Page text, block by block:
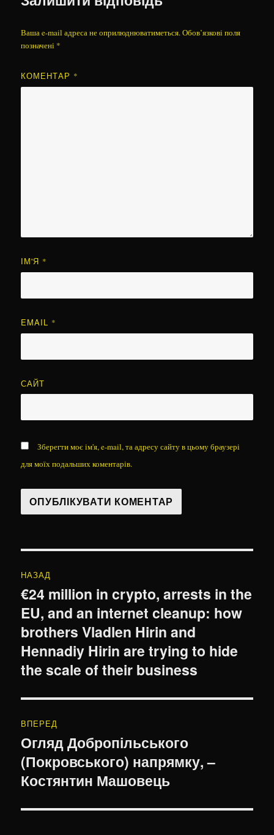
Ваша e-mail адреса не оприлюднюватиметься.Обов’язкові поля
позначені *
КОМЕНТАР *
ІМ'Я *
EMAIL *
САЙТ
Зберегти моє ім'я, e-mail, та адресу сайту в цьому браузері
для моїх подальших коментарів.
записів
НАЗАД
Попередній
запис:
€24 million in crypto, arrests in the
EU, and an internet cleanup: how
brothers Vladlen Hirin and
Hennadiy Hirin are trying to hide
the scale of their business
ВПЕРЕД
Наступний
запис:
Огляд Добропільського
(Покровського) напрямку, –
Костянтин Машовець